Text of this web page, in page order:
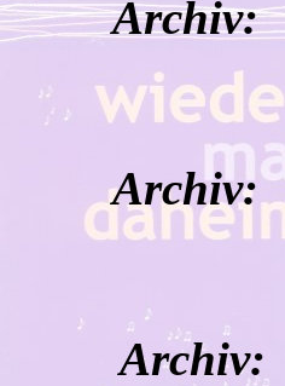
Archiv:
Archiv:
Archiv: